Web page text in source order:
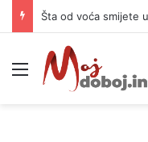
Meni